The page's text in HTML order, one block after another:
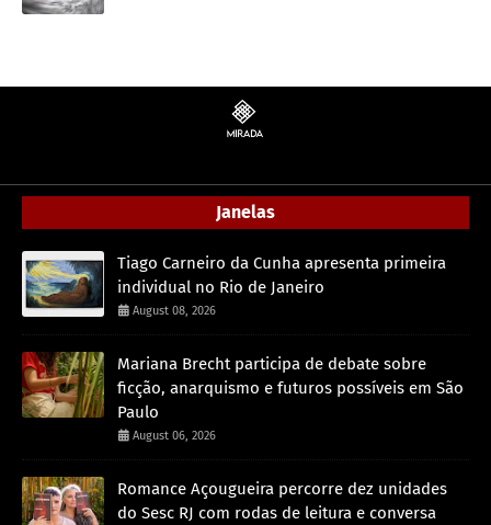
Janelas
Tiago Carneiro da Cunha apresenta primeira
individual no Rio de Janeiro
August 08, 2026
Mariana Brecht participa de debate sobre
ficção, anarquismo e futuros possíveis em São
Paulo
August 06, 2026
Romance Açougueira percorre dez unidades
do Sesc RJ com rodas de leitura e conversa